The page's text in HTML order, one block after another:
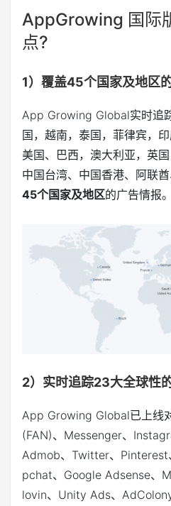
AppGrowing 国际
点?
1）覆盖45个国家及地区
App Growing Global实时追
国，越南，泰国，菲律宾，
美国、巴西，澳大利亚，英国
中国台湾、中国香港、阿联
45个国家及地区的广告情报。
2）实时追踪23大全球性
App Growing Global已上线
(FAN)、Messenger、
Admob、Twitter、Pinterest
pchat、Google Adsense、
lovin、Unity Ads、